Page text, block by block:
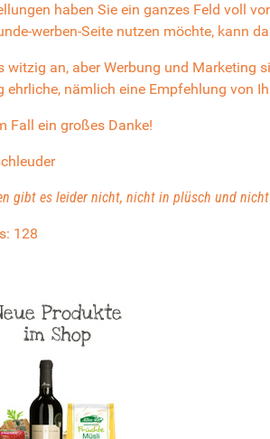
haben Sie ein ganzes Feld voll
werben-Seite nutzen möchte, kann
witzig an, aber Werbung und Marketing
ehrliche, nämlich eine Empfehlung von
Fall ein großes Danke!
gibt es leider nicht, nicht in plüsch und
128